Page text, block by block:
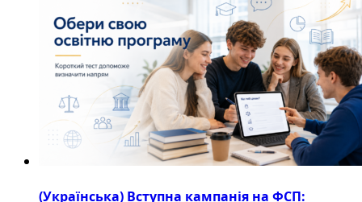
(Українська) Вступна кампанія на ФСП: